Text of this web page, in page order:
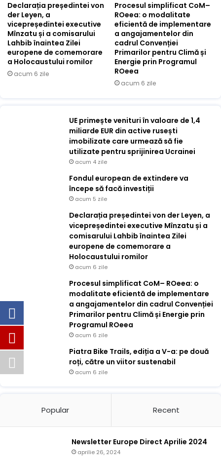
Declarația președintei von
der Leyen, a
vicepreședintei executive
Mînzatu și a comisarului
Lahbib înaintea Zilei
europene de comemorare
a Holocaustului romilor
acum 6 zile
Procesul simplificat CoM–
ROeea: o modalitate
eficientă de implementare
a angajamentelor din
cadrul Convenției
Primarilor pentru Climă și
Energie prin Programul
ROeea
acum 6 zile
UE primește venituri în valoare de 1,4
miliarde EUR din active rusești
imobilizate care urmează să fie
utilizate pentru sprijinirea Ucrainei
acum 4 zile
Fondul european de extindere va
începe să facă investiții
acum 5 zile
Declarația președintei von der Leyen, a
vicepreședintei executive Mînzatu și a
comisarului Lahbib înaintea Zilei
europene de comemorare a
Holocaustului romilor
acum 6 zile
Procesul simplificat CoM– ROeea: o
modalitate eficientă de implementare
a angajamentelor din cadrul Convenției
Primarilor pentru Climă și Energie prin
Programul ROeea
acum 6 zile
Piatra Bike Trails, ediția a V-a: pe două
roți, către un viitor sustenabil
acum 6 zile
Popular Recent
Newsletter Europe Direct Aprilie 2024
aprilie 26, 2024